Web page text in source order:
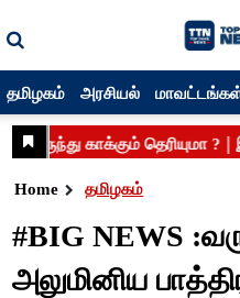
தமிழகம் அரசியல்
Home தமிழகம்
#BIG NEWS
அலுமினிய